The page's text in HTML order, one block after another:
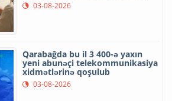
03-08-2026
Qarabağda bu il 3 400-ə yaxın
yeni abunəçi telekommunikasiya
xidmətlərinə qoşulub
03-08-2026